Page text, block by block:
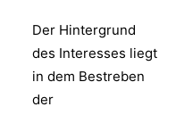
Der Hintergrund
des Interesses liegt
in dem Bestreben
der